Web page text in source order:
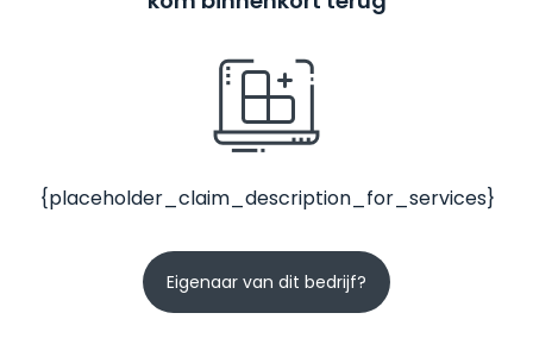
{placeholder_claim_description_for_services}
Eigenaar van dit bedrijf?